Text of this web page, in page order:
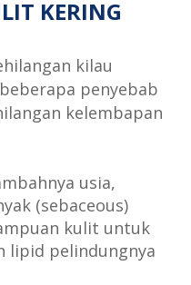
KERING
kilau
penyebab
kelembapan
usia,
(sebaceous)
kulit untuk
lipid pelindungnya